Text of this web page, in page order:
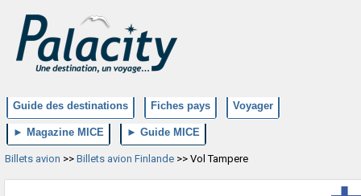
Guide des destinations Fiches pays Voyager
► Magazine MICE ► Guide MICE
Billets avion >> Billets avion Finlande >> Vol Tampere